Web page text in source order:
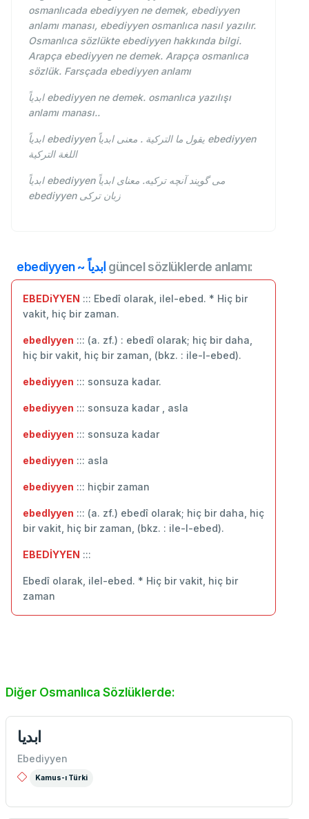
osmanlıcada ebediyyen ne demek, ebediyyen
anlamı manası, ebediyyen osmanlıca nasıl yazılır.
Osmanlıca sözlükte ebediyyen hakkında bilgi.
Arapça ebediyyen ne demek. Arapça osmanlıca
sözlük. Farsçada ebediyyen anlamı
ابدياً ebediyyen ne demek. osmanlıca yazılışı
anlamı manası..
ابدياً ebediyyen يقول ما التركية . معنى ابدياً ebediyyen
اللغة التركية
ابدياً ebediyyen می گویند آنچه ترکیه. معنای ابدياً
ebediyyen زبان ترکی
ebediyyen ~ ابدياً güncel sözlüklerde anlamı:
EBEDiYYEN ::: Ebedî olarak, ilel-ebed. * Hiç bir
vakit, hiç bir zaman.
ebedlyyen ::: (a. zf.) : ebedî olarak; hiç bir daha,
hiç bir vakit, hiç bir zaman, (bkz. : ile-l-ebed).
ebediyyen ::: sonsuza kadar.
ebediyyen ::: sonsuza kadar , asla
ebediyyen ::: ‬sonsuza kadar
ebediyyen ::: asla
ebediyyen ::: hiçbir zaman
ebedlyyen ::: (a. zf.) ebedî olarak; hiç bir daha, hiç
bir vakit, hiç bir zaman, (bkz. : ile-l-ebed).
EBEDİYYEN :::
Ebedî olarak, ilel-ebed. * Hiç bir vakit, hiç bir
zaman
Diğer Osmanlıca Sözlüklerde:
ابديا
Ebediyyen
Kamus-ı Türki